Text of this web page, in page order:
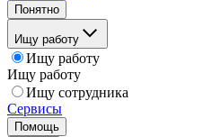
Понятно
Ищу работу
Ищу работу
Ищу работу
Ищу сотрудника
Сервисы
Помощь